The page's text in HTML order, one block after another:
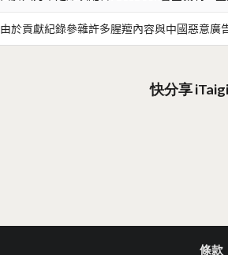
由於貢獻紀錄參雜許多腥羶內容與中國惡意廣
快分享
條款